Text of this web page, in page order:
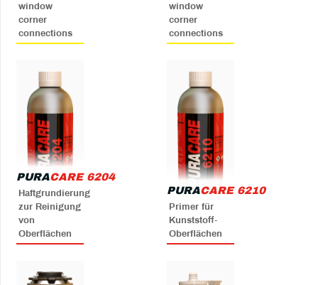
window
corner
connections
window
corner
connections
PURACARE 6204
Haftgrundierung
zur Reinigung
von
Oberflächen
PURACARE 6210
Primer für
Kunststoff-
Oberflächen